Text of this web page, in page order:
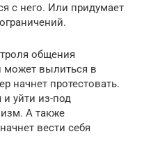
с него. Или придумает
общения
может вылиться в
начнет протестовать.
и уйти из-под
А также
вести себя